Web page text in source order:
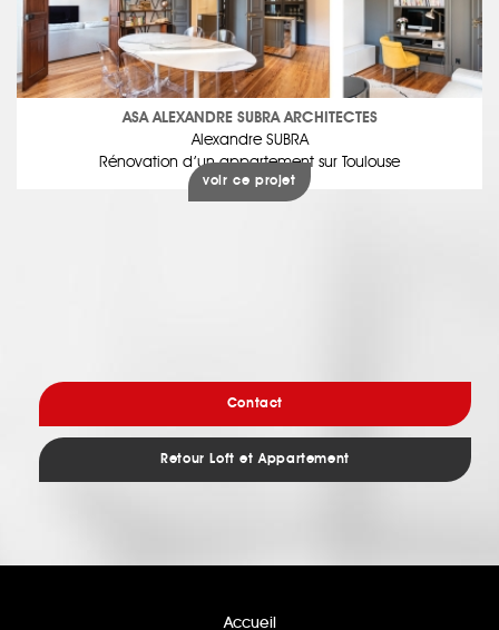
ASA ALEXANDRE SUBRA ARCHITECTES
Alexandre SUBRA
Rénovation d’un appartement sur Toulouse
voir ce projet
Contact
Retour Loft et Appartement
Accueil